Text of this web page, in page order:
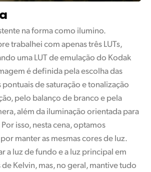
na forma como ilumino.
trabalhei com apenas três LUTs,
uma LUT de emulação do Kodak
é definida pela escolha das
de saturação e tonalização
pelo balanço de branco e pela
além da iluminação orientada para
isso, nesta cena, optamos
manter as mesmas cores de luz.
a luz de fundo e a luz principal em
Kelvin, mas, no geral, mantive tudo